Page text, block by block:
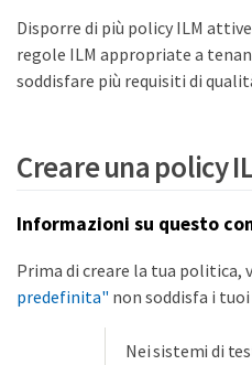
Disporre di più policy ILM
regole ILM appropriate a
soddisfare più requisiti di
Creare una policy
Informazioni su questo
Prima di creare la tua politica,
predefinita" non soddisfa i
Nei sistemi di